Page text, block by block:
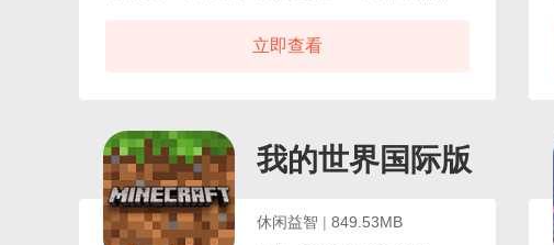
恶之城。玩家将化身主角汤米·维赛迪，在这座无拘无
窟与豪华别墅等多样区域。
立即查看
我的世界国际版
休闲益智 | 849.53MB